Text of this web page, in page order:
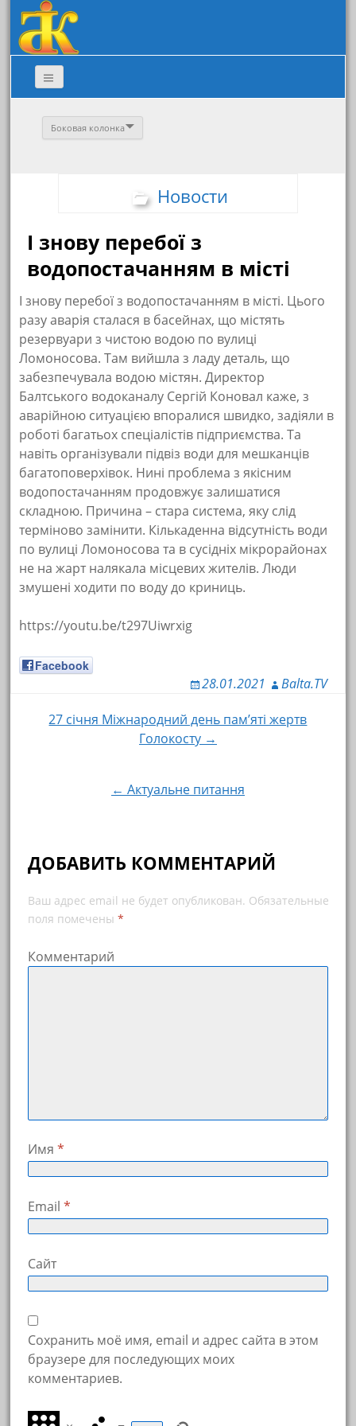
Боковая колонка
Новости
І знову перебої з
водопостачанням в місті
І знову перебої з водопостачанням в місті. Цього
разу аварія сталася в басейнах, що містять
резервуари з чистою водою по вулиці
Ломоносова. Там вийшла з ладу деталь, що
забезпечувала водою містян. Директор
Балтського водоканалу Сергій Коновал каже, з
аварійною ситуацією впоралися швидко, задіяли в
роботі багатьох спеціалістів підприємства. Та
навіть організували підвіз води для мешканців
багатоповерхівок. Нині проблема з якісним
водопостачанням продовжує залишатися
складною. Причина – стара система, яку слід
терміново замінити. Кількаденна відсутність води
по вулиці Ломоносова та в сусідніх мікрорайонах
не на жарт налякала місцевих жителів. Люди
змушені ходити по воду до криниць.
https://youtu.be/t297Uiwrxig
Facebook
28.01.2021 Balta.TV
Навигация по записям
27 січня Міжнародний день пам’яті жертв
Голокосту →
← Актуальне питання
ДОБАВИТЬ КОММЕНТАРИЙ
Ваш адрес email не будет опубликован. Обязательные
поля помечены *
Комментарий
Имя *
Email *
Сайт
Сохранить моё имя, email и адрес сайта в этом
браузере для последующих моих
комментариев.